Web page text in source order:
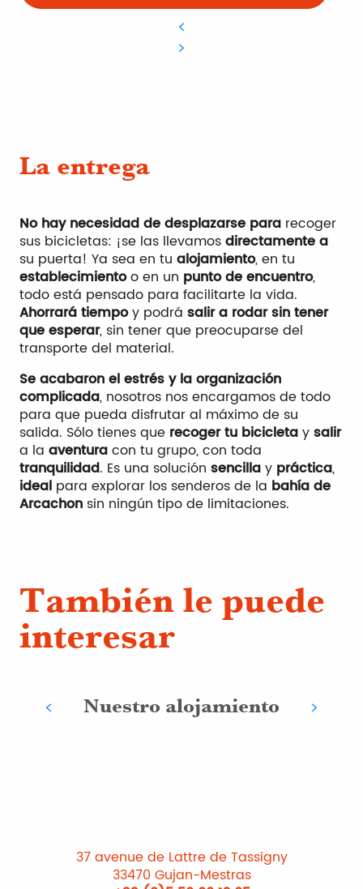
La entrega
No hay necesidad de desplazarse para recoger
sus bicicletas: ¡se las llevamosdirectamente a
su puerta! Ya sea en tu alojamiento, en tu
establecimientoo en un punto de encuentro,
todo está pensado para facilitarte la vida.
Ahorrará tiempoy podrá salir a rodar sin tener
que esperar, sin tener que preocuparse del
transporte del material.
Se acabaron el estrés y la organización
complicada, nosotros nos encargamos de todo
para que pueda disfrutar al máximo de su
salida. Sólo tienes que recoger tu bicicletaysalir
a la aventuracon tu grupo, con toda
tranquilidad. Es una solución sencillay práctica,
ideal para explorar los senderos de la bahía de
Arcachon sin ningún tipo de limitaciones.
También le puede
interesar
Nuestro alojamiento
37 avenue de Lattre de Tassigny
33470 Gujan-Mestras